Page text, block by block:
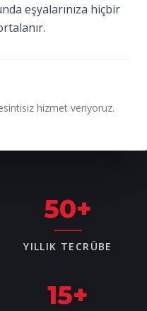
eşyalarınıza hiçbir
hizmet veriyoruz.
50+
YILLIK TECRÜBE
15+